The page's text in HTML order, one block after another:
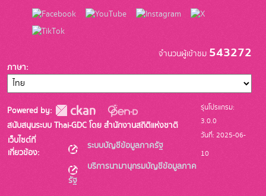
จำนวนผู้เข้าชม 543272
ภาษา
Powered by:
สนับสนุนระบบ Thai-GDC โดย สำนักงานสถิติแห่งชาติ
เว็บไซต์ที่
เกี่ยวข้อง:
ระบบบัญชีข้อมูลภาครัฐ
บริการนามานุกรมบัญชีข้อมูลภาค
รัฐ
รุ่นโปรแกรม:
3.0.0
วันที่: 2025-06-
10